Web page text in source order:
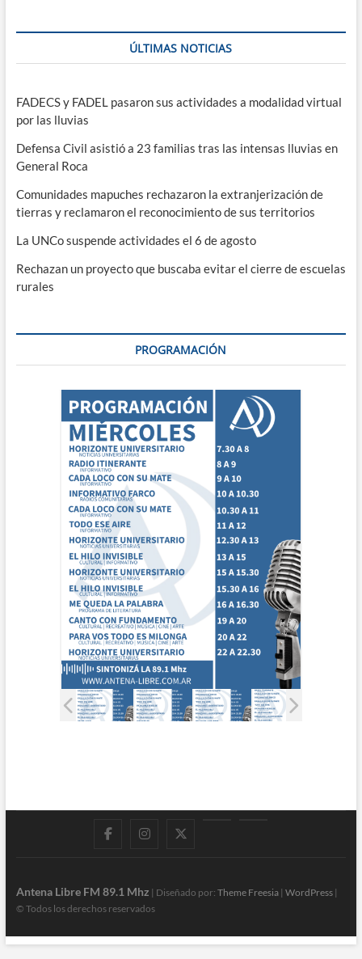
ÚLTIMAS NOTICIAS
FADECS y FADEL pasaron sus actividades a modalidad virtual
por las lluvias
Defensa Civil asistió a 23 familias tras las intensas lluvias en
General Roca
Comunidades mapuches rechazaron la extranjerización de
tierras y reclamaron el reconocimiento de sus territorios
La UNCo suspende actividades el 6 de agosto
Rechazan un proyecto que buscaba evitar el cierre de escuelas
rurales
PROGRAMACIÓN
FacebookInstagram
Antena Libre FM 89.1 Mhz | Diseñado por: Theme Freesia| WordPress|
© Todos los derechos reservados